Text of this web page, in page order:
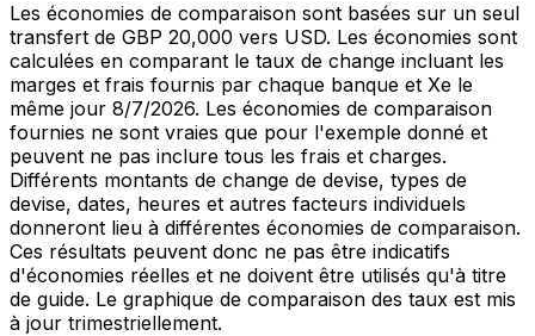
Les économies de comparaison sont basées sur un seul
transfert de GBP 20,000 vers USD. Les économies sont
calculées en comparant le taux de change incluant les
marges et frais fournis par chaque banque et Xe le
même jour 8/7/2026. Les économies de comparaison
fournies ne sont vraies que pour l'exemple donné et
peuvent ne pas inclure tous les frais et charges.
Différents montants de change de devise, types de
devise, dates, heures et autres facteurs individuels
donneront lieu à différentes économies de comparaison.
Ces résultats peuvent donc ne pas être indicatifs
d'économies réelles et ne doivent être utilisés qu'à titre
de guide. Le graphique de comparaison des taux est mis
à jour trimestriellement.